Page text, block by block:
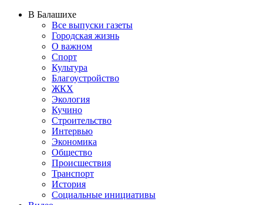
В Балашихе
Все выпуски газеты
Городская жизнь
О важном
Спорт
Культура
Благоустройство
ЖКХ
Экология
Кучино
Строительство
Интервью
Экономика
Общество
Происшествия
Транспорт
История
Социальные инициативы